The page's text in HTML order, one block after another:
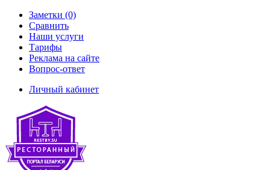
Заметки (0)
Сравнить
Наши услуги
Тарифы
Реклама на сайте
Вопрос-ответ
Личный кабинет